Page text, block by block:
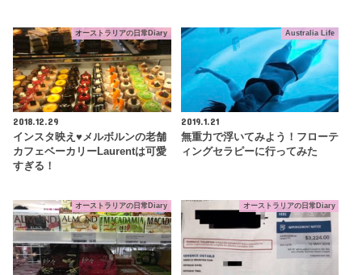
オーストラリアの日常Diary
2018.12.29
インスタ映え♥メルボルンの老舗
カフェベーカリーLaurentは可愛
すぎる！
Australia Life
2019.1.21
無重力で浮いてみよう！フローテ
ィングセラピーに行ってみた
オーストラリアの日常Diary オーストラリアの日常Diary